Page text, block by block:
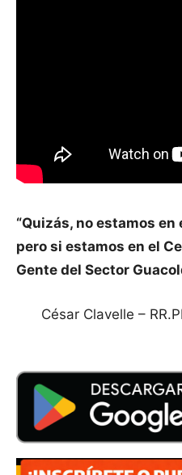
“Quizás, no estamos
pero si estamos en el
Gente del Sector
César Clavelle –